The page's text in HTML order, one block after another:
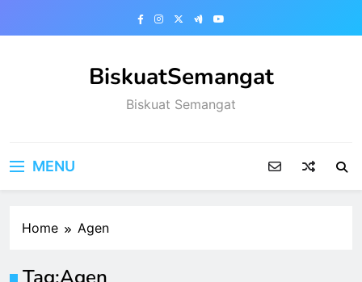
BiskuatSemangat
Biskuat Semangat
MENU
Home Agen